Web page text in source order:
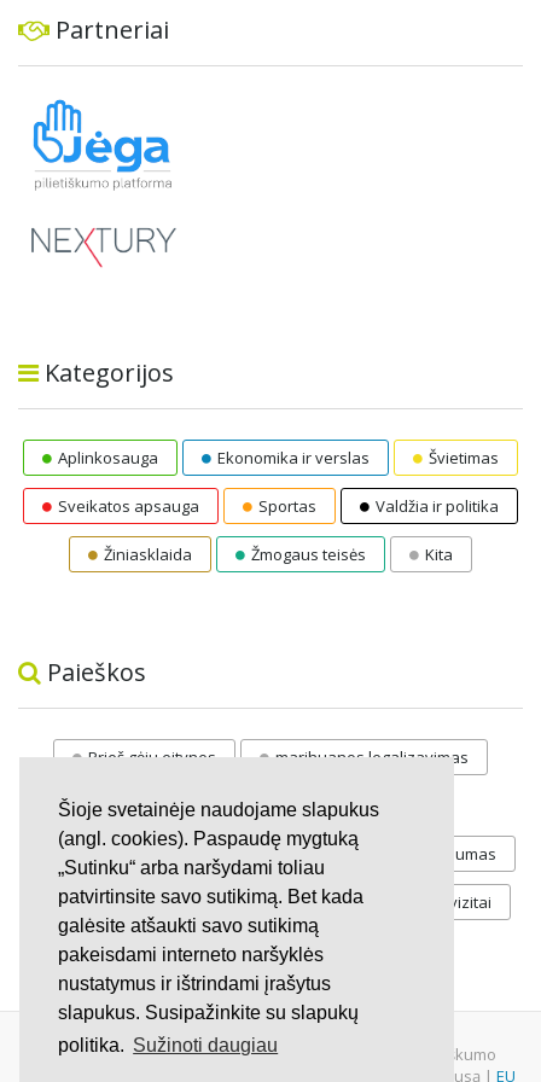
Šioje svetainėje naudojame slapukus
(angl. cookies). Paspaudę mygtuką
„Sutinku“ arba naršydami toliau
patvirtinsite savo sutikimą. Bet kada
galėsite atšaukti savo sutikimą
pakeisdami interneto naršyklės
nustatymus ir ištrindami įrašytus
slapukus. Susipažinkite su slapukų
politika. Sužinoti daugiau
Partneriai
Kategorijos
Aplinkosauga Ekonomika ir verslas Švietimas
Sveikatos apsauga Sportas Valdžia ir politika
Žiniasklaida Žmogaus teisės Kita
Paieškos
Prieš gėju eitynes marihuanos legalizavimas
STOP vaiku atemimas
Pilnos moksleivių vasaros atostogos referendumas
Keliu jaunystės Valandos Rekvizitai
Investicijos
© 2007 - 2026 Ne pelno siekianti organizacija VŠĮ "Pilietiškumo
platformos" į.k. 305719586. Įstaiga turi paramos gavėjo statusą | EU